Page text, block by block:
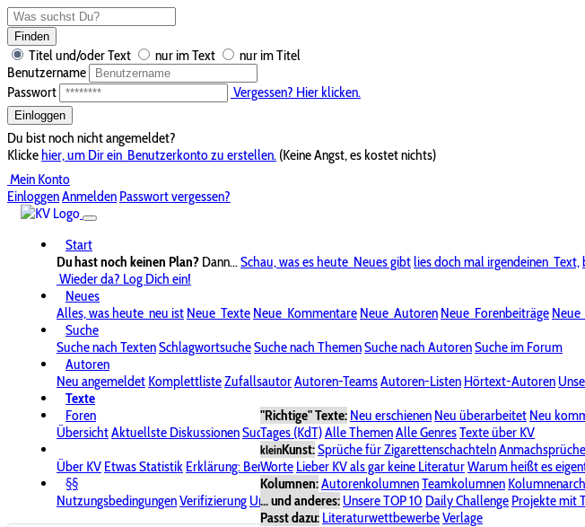
Finden
Titel und/oder Text nur im Text
nur im Titel
Benutzername
Passwort
Vergessen? Hier klicken.
Einloggen
Du bist noch nicht angemeldet?
Klickehier, um Dir ein Benutzerkonto zu erstellen. (Keine Angst, es kostet nichts)
Mein Konto
EinloggenAnmelden Passwort vergessen?
Start
Du hast noch keinen Plan? Dann...Schau, was es heute Neues gibtlies doch mal irgendeinen Text,
Wieder da? Log Dich ein!
Neues
Alles, was heute neu ist Neue Texte Neue Kommentare Neue Autoren Neue Forenbeiträge Neue
Suche
Suche nach TextenSchlagwortsucheSuche nach ThemenSuche nach AutorenSuche im Forum
Autoren
Neu angemeldet KomplettlisteZufallsautorAutoren-TeamsAutoren-Listen Hörtext-Autoren
Texte
"Richtige" Texte: Neu erschienen Neu überarbeitet Neu
Tages (KdT)Alle ThemenAlle GenresTexte über KV
kleinKunst:Sprüche für Zigarettenschachteln
Worte Lieber KV als gar keine LiteraturWarum heißt es
Kolumnen:AutorenkolumnenTeamkolumnen
... und anderes: Unsere TOP 10 Daily Challenge Projekte mit
Passt dazu: LiteraturwettbewerbeVerlage
Foren
ÜbersichtAktuellste DiskussionenSuche im ForumBereich "KV-Board"Bereich "Literatur &
Über KV Etwas Statistik Erklärung: BenutzersymboleSpende für KV Unsere SpenderlisteAlle
§§
NutzungsbedingungenVerifizierung UrheberrechtAvatare & BilderStalkingDatenschutzerklärung